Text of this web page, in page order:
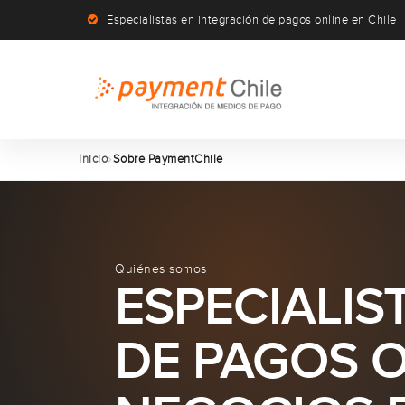
Especialistas en integración de pagos online en Chile
Inicio Sobre PaymentChile
Quiénes somos
DE PAGOS